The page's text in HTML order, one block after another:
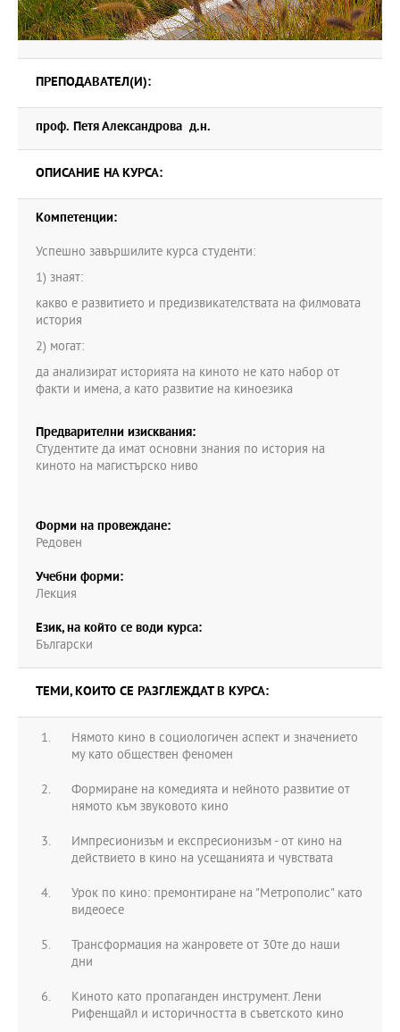
ПРЕПОДАВАТЕЛ(И):
проф. Петя Александрова д.н.
ОПИСАНИЕ НА КУРСА:
Компетенции:
Успешно завършилите курса студенти:
1) знаят:
какво е развитието и предизвикателствата на филмовата
история
2) могат:
да анализират историята на киното не като набор от
факти и имена, а като развитие на киноезика
Предварителни изисквания:
Студентите да имат основни знания по история на
киното на магистърско ниво
Форми на провеждане:
Редовен
Учебни форми:
Лекция
Език, на който се води курса:
Български
ТЕМИ, КОИТО СЕ РАЗГЛЕЖДАТ В КУРСА:
Нямото кино в социологичен аспект и значението
му като обществен феномен
Формиране на комедията и нейното развитие от
нямото към звуковото кино
Импресионизъм и експресионизъм - от кино на
действието в кино на усещанията и чувствата
Урок по кино: премонтиране на "Метрополис" като
видеоесе
Трансформация на жанровете от 30те до наши
дни
Киното като пропаганден инструмент. Лени
Рифенщайл и историчността в съветското кино